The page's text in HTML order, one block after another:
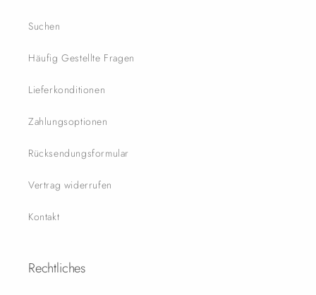
Suchen
Häufig Gestellte Fragen
Lieferkonditionen
Zahlungsoptionen
Rücksendungsformular
Vertrag widerrufen
Kontakt
Rechtliches